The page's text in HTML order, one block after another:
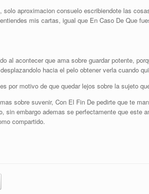
aproximacion consuelo escribiendote las
mis cartas, igual que En Caso De Que
al acontecer que ama sobre guardar potente,
hacia el pelo obtener verla cuando
por motivo de que quedar lejos sobre la sujeto
sobre suvenir, Con El Fin De pedirte que te
sin embargo ademas se perfectamente que
compartido.